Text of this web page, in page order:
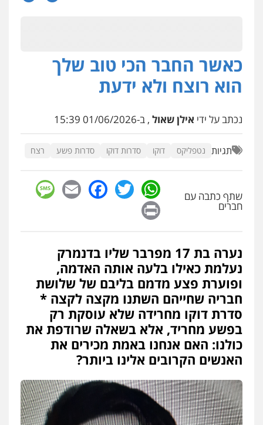
עו"ד אביגדור פלדמן
פלילי אסירים צווארון לבן
פשיעה חמורה כלכלי פלילי מעצרים
עו"ד אייל אוחיון
עורכי דין לענייני אסירים
עו"ד עינב יתח
פלילי פשיעה חמורה עורכי דין לענייני
אסירים צבאי
0546364651
עו"ד עמית שלף
פלילי פשיעה חמורה עורכי דין לענייני
אסירים סמים
כאשר החבר הכי טוב שלך
הוא רוצח ולא ידעת
נכתב על ידי אילן שאול , ב-01/06/2026 15:39
תגיות נטפליקס דוקו סדרות דוקו סדרות פשע רצח
שתף כתבה עם
חברים
WhatsApp
Twitter
Facebook
Email
נערה בת 17 מפרבר שליו בדנמרק
נעלמת כאילו בלעה אותה האדמה,
ופוערת פצע מדמם בליבם של שלושת
חבריה שחייהם השתנו מקצה לקצה *
סדרת דוקו מחרידה שלא עוסקת רק
בפשע מחריד, אלא בשאלה שרודפת את
כולנו: האם אנחנו באמת מכירים את
האנשים הקרובים אלינו ביותר?